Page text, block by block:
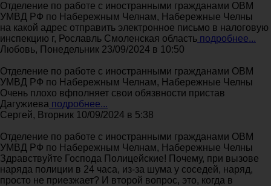
Отделение по работе с иностранными гражданами ОВМ
УМВД РФ по Набережным Челнам, Набережные Челны
на какой адрес отправить электронное письмо в налоговую
инспекцию г, Рославль Смоленская область подробнее...
Любовь, Понедельник 23/09/2024 в 10:50
Отделение по работе с иностранными гражданами ОВМ
УМВД РФ по Набережным Челнам, Набережные Челны
Очень плохо вфполняет свои обязвности пристав
Дагужиева подробнее...
Сергей, Вторник 10/09/2024 в 5:38
Отделение по работе с иностранными гражданами ОВМ
УМВД РФ по Набережным Челнам, Набережные Челны
Здравствуйте Господа Полицейские! Почему, при вызове
наряда полиции в 24 часа, из-за шума у соседей, наряд,
просто не приезжает? И второй вопрос, это, когда в